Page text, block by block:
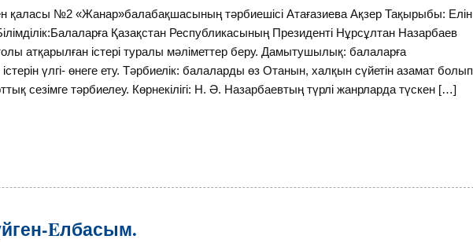
қаласы №2 «Жанар»балабақшасының тәрбиешісі Атағазиева Ақзер Тақырыбы: Елін
Қазақстан Республикасының Президенті Нұрсұлтан Назарбаев
атқарылған істері туралы мәліметтер беру. Дамытушылық: балаларға
үлгі- өнеге ету. Тәрбиелік: балаларды өз Отанын, халқын сүйетін азамат болып
сезімге тәрбиелеу. Көрнекілігі: Н. Ә. Назарбаевтың түрлі жанрларда түскен […]
Eлбасым.